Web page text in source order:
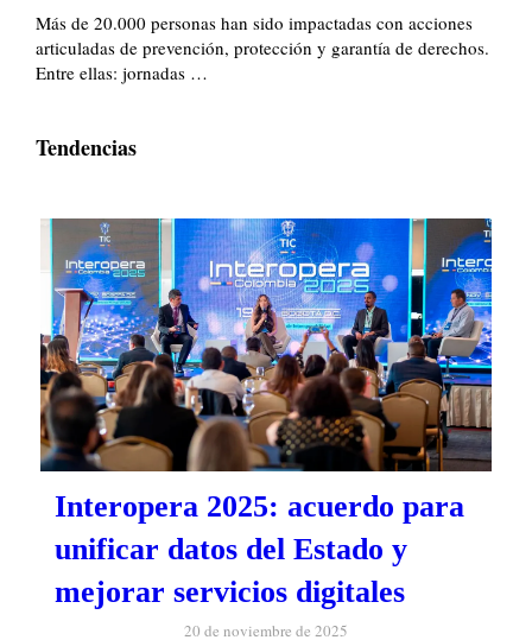
Más de 20.000 personas han sido impactadas con acciones
articuladas de prevención, protección y garantía de derechos.
Entre ellas: jornadas …
Tendencias
Interopera 2025: acuerdo para
unificar datos del Estado y
mejorar servicios digitales
20 de noviembre de 2025